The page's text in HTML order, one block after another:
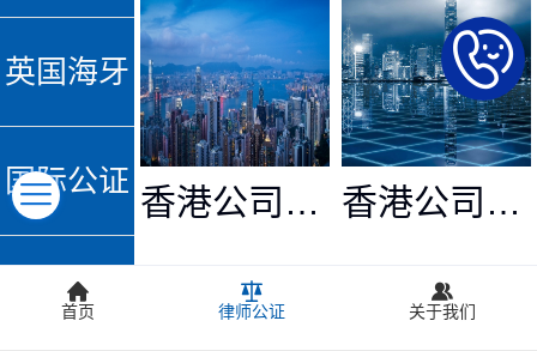
证
认证
英国海牙
认证
国际公证
认证
香港律师
香港公司国内诉讼证据公证认证 香港公司主体资格公证
首页 律师公证 关于我们